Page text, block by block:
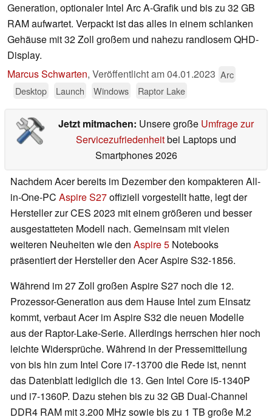
Generation, optionaler Intel Arc A-Grafik und bis zu 32 GB
RAM aufwartet. Verpackt ist das alles in einem schlanken
Gehäuse mit 32 Zoll großem und nahezu randlosem QHD-
Display.
Marcus Schwarten, Veröffentlicht am04.01.2023 Arc
Desktop
Launch Windows Raptor Lake
Jetzt mitmachen: Unsere große Umfrage zur
Servicezufriedenheitbei Laptops und
Smartphones 2026
Nachdem Acer bereits im Dezember den kompakteren All-
in-One-PC Aspire S27offiziell vorgestellt hatte, legt der
Hersteller zur CES 2023 mit einem größeren und besser
ausgestatteten Modell nach. Gemeinsam mit vielen
weiteren Neuheiten wie den Aspire 5 Notebooks
präsentiert der Hersteller den Acer Aspire S32-1856.
Während im 27 Zoll großen Aspire S27 noch die 12.
Prozessor-Generation aus dem Hause Intel zum Einsatz
kommt, verbaut Acer im Aspire S32 die neuen Modelle
aus der Raptor-Lake-Serie. Allerdings herrschen hier noch
leichte Widersprüche. Während in der Pressemitteilung
von bis hin zum Intel Core i7-13700 die Rede ist, nennt
das Datenblatt lediglich die 13. Gen Intel Core i5-1340P
und i7-1360P. Dazu stehen bis zu 32 GB Dual-Channel
DDR4 RAM mit 3.200 MHz sowie bis zu 1 TB große M.2